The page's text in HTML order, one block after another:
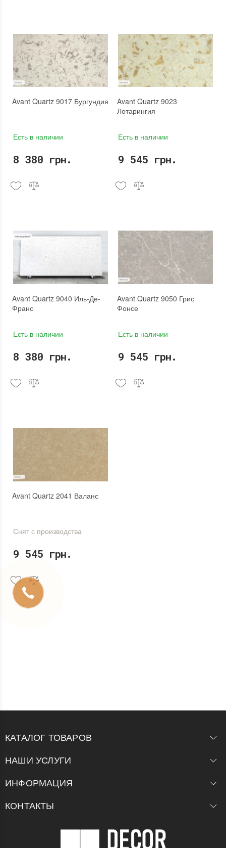
Avant Quartz 9017 Бургундия
Есть в наличии
8 380 грн.
Avant Quartz 9023
Лотарингия
Есть в наличии
9 545 грн.
Avant Quartz 9040 Иль-Де-
Франс
Есть в наличии
8 380 грн.
Avant Quartz 9050 Грис
Фонсе
Есть в наличии
9 545 грн.
Avant Quartz 2041 Валанс
Снят с производства
9 545 грн.
КАТАЛОГ ТОВАРОВ
НАШИ УСЛУГИ
ИНФОРМАЦИЯ
КОНТАКТЫ